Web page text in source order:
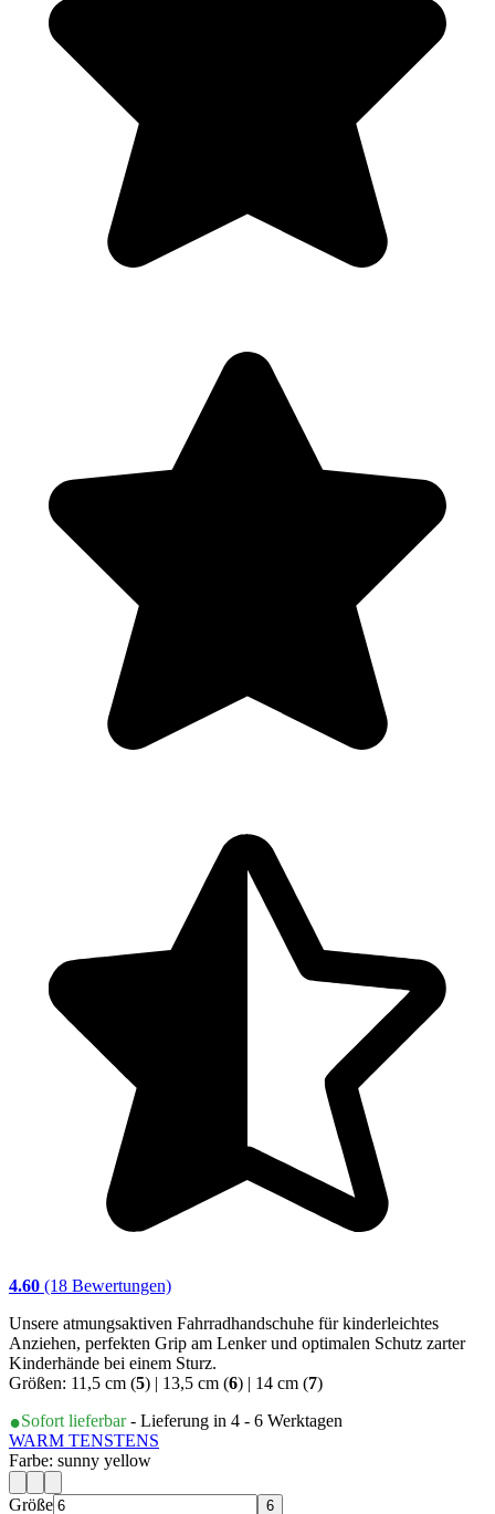
4.60 (18 Bewertungen)
Unsere atmungsaktiven Fahrradhandschuhe für kinderleichtes
Anziehen, perfekten Grip am Lenker und optimalen Schutz zarter
Kinderhände bei einem Sturz.
Größen: 11,5 cm (5) | 13,5 cm (6) | 14 cm (7)
Sofort lieferbar- Lieferung in 4 - 6 Werktagen
WARM TENSTENS
Farbe: sunny yellow
Größe 6